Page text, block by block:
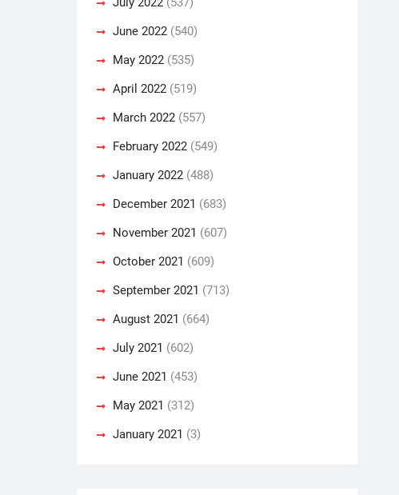
June 2022 (540)
May 2022 (535)
April 2022 (519)
March 2022 (557)
February 2022 (549)
January 2022 (488)
December 2021 (683)
November 2021 (607)
October 2021 (609)
September 2021 (713)
August 2021 (664)
July 2021 (602)
June 2021 (453)
May 2021 (312)
January 2021 (3)